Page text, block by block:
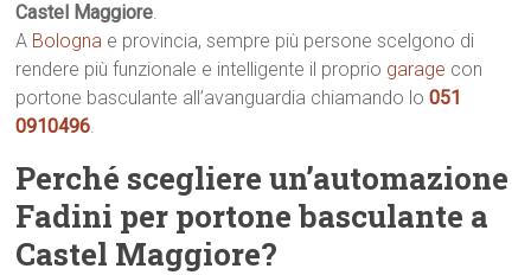
Castel Maggiore.
A Bologna e provincia, sempre più persone scelgono di
rendere più funzionale e intelligente il proprio garage con
portone basculante all’avanguardia chiamando lo051
0910496.
Perché scegliere un’automazione
Fadini per portone basculante a
Castel Maggiore?